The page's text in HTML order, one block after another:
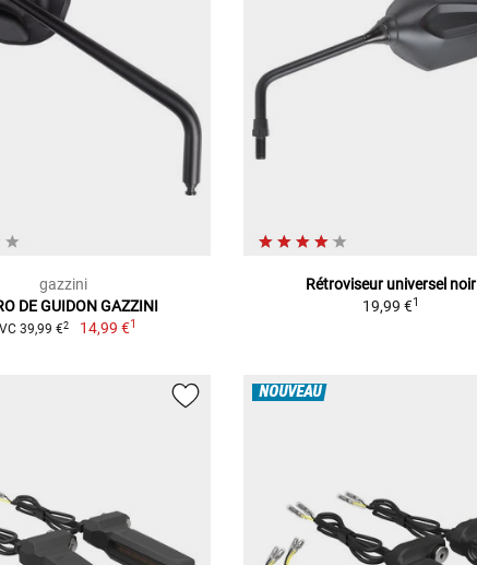
gazzini
DE GUIDON GAZZINI
39,99 €2 14,99 €1
Rétroviseur universel noir
19,99 €1
NOUVEAU